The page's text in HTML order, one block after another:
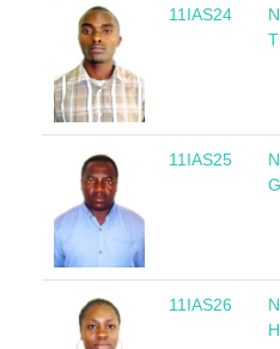
11IAS24
11IAS25
11IAS26